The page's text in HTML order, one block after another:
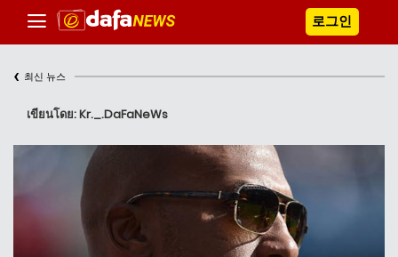
로그인
‹ 최신 뉴스
เขียนโดย: Kr._.DaFaNeWs